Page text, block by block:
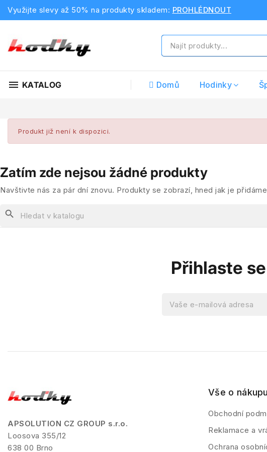
Využijte slevy až 50% na produkty skladem: PROHLÉDNOUT
menu KATALOG Domů Hodinky
Produkt již není k dispozici.
Zatím zde nejsou žádné produkty
Navštivte nás za pár dní znovu. Produkty se zobrazí, hned jak je
search
Přihlaste
APSOLUTION CZ GROUP s.r.o.
Loosova 355/12
638 00 Brno
Vše o nákupu
Obchodní
Reklamace a
Ochrana